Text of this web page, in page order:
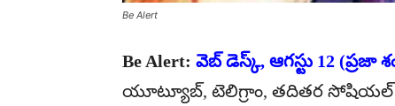
Be Alert
Be Alert: వెబ్ డెస్క్, ఆగస్టు 12 (ప్రజా
యూట్యూబ్, టెలిగ్రాం, తదితర సోషియల్